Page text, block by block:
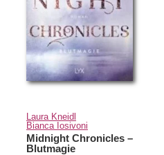
Laura Kneidl
Bianca Iosivoni
Midnight Chronicles –
Blutmagie